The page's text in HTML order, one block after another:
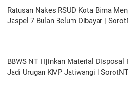
Ratusan Nakes RSUD Kota Bima
Jaspel 7 Bulan Belum Dibayar |
BBWS NT I Ijinkan Material Disposal
Jadi Urugan KMP Jatiwangi |